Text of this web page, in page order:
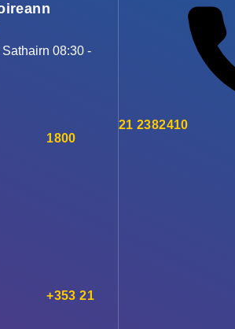
08:30 -
1800
+353 21
21 2382410